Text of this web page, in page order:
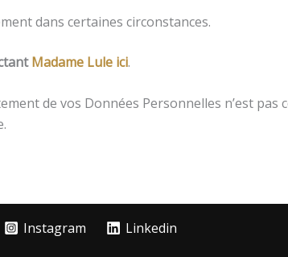
dans certaines circonstances.
Madame Lule ici.
de vos Données Personnelles n’est pas
Instagram Linkedin